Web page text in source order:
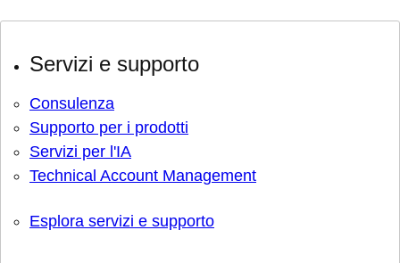
Servizi e supporto
Consulenza
Supporto per i prodotti
Servizi per l'IA
Technical Account Management
Esplora servizi e supporto